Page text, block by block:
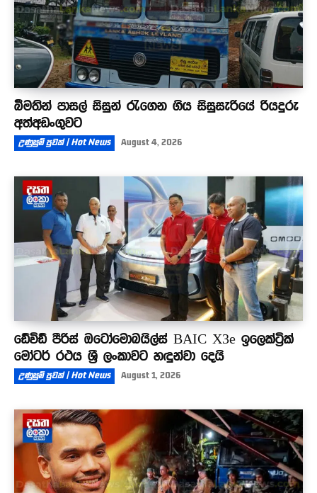
බීමතින් පාසල් සිසුන් රැගෙන ගිය සිසුසැරියේ රියදුරු
අත්අඩංගුවට
උණුසුම් පුවත් | Hot News August 4, 2026
ඩේවිඩ් පීරිස් ඔටෝමොබයිල්ස් BAIC X3e ඉලෙක්ට්‍රික්
මෝටර් රථය ශ්‍රී ලංකාවට හඳුන්වා දෙයි
උණුසුම් පුවත් | Hot News August 1, 2026